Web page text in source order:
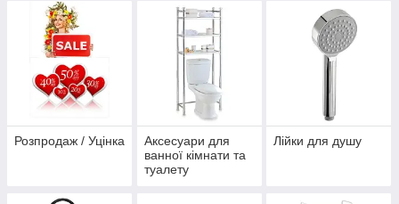
Розпродаж / Уцінка
Аксесуари для
ванної кімнати та
туалету
Лійки для душу